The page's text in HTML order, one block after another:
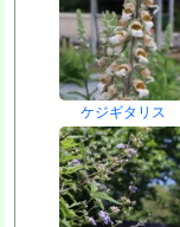
ケジギタリス